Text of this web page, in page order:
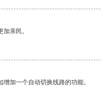
亲民。
加一个自动切换线路的功能。